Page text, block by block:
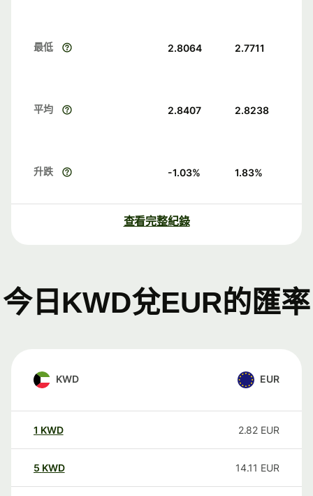
最低 2.8064 2.7711
平均 2.8407 2.8238
升跌 -1.03% 1.83%
查看完整紀錄
今日KWD兌EUR的匯率
KWD EUR
1 KWD 2.82 EUR
5 KWD 14.11 EUR